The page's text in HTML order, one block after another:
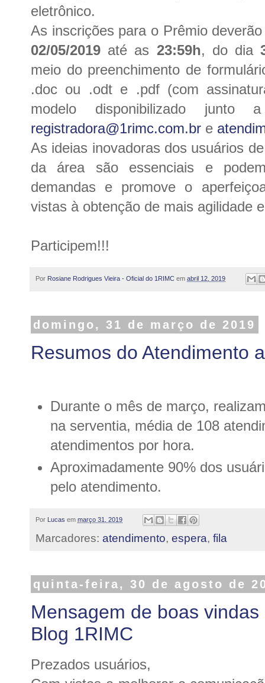
eletrônico.
As inscrições para o Prêmio
02/05/2019 até as 23:59h, do dia
meio do preenchimento de
.doc ou .odt e .pdf (com
modelo disponibilizado
registradora@1rimc.com.br e
As ideias inovadoras dos usuários
da área são essenciais e
demandas e promove o
vistas à obtenção de mais agilidade
Participem!!!
Por Rosiane Rodrigues Vieira - Oficial do 1RIMC em abril 12, 2019
domingo, 31 de março de 2019
Resumos do Atendimento
Durante o mês de março,
na serventia, média de 108
atendimentos por hora.
Aproximadamente 90% dos
pelo atendimento.
Por Lucas em março 31, 2019
Marcadores: atendimento, espera, fila
quinta-feira, 30 de agosto de
Mensagem de boas
Blog 1RIMC
Prezados usuários,